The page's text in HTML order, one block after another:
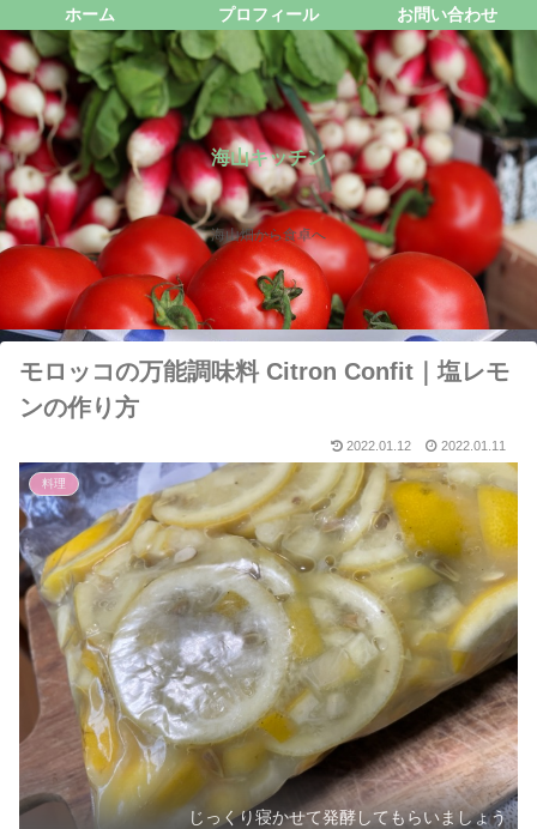
海山キッチン
海山畑から食卓へ
ホーム プロフィール お問い合わせ
モロッコの万能調味料 Citron Confit｜塩レモ
ンの作り方
2022.01.12 2022.01.11
料理
じっくり寝かせて発酵してもらいましょう